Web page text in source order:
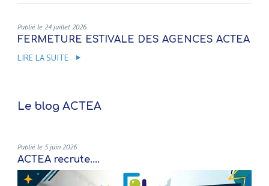
Publié le 24 juillet 2026
FERMETURE ESTIVALE DES AGENCES ACTEA
LIRE LA SUITE
Le blog ACTEA
Publié le 5 juin 2026
ACTEA recrute....